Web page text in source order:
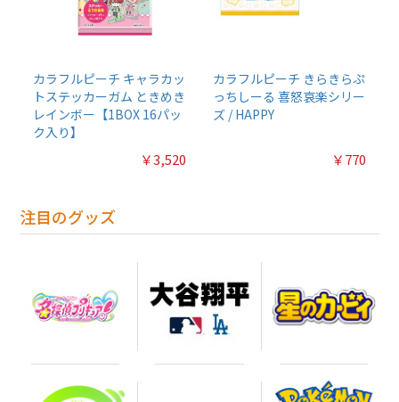
カラフルピーチ キャラカッ
トステッカーガム ときめき
レインボー【1BOX 16パッ
ク入り】
￥3,520
カラフルピーチ きらきらぷ
っちしーる 喜怒哀楽シリー
ズ / HAPPY
￥770
注目のグッズ